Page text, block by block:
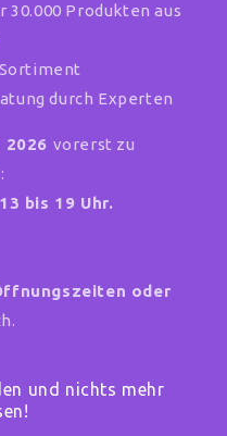
Produkten aus
durch Experten
2026 vorerst zu
bis 19 Uhr.
oder
und nichts mehr